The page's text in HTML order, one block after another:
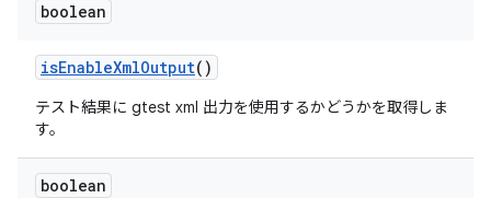
boolean
isEnableXmlOutput()
テスト結果に gtest xml 出力を使用するかどうかを取得しま
す。
boolean